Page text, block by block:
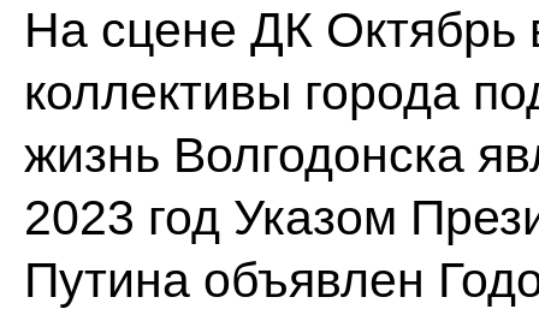
На сцене ДК Октябрь
коллективы города
жизнь Волгодонска
2023 год Указом
Путина объявлен